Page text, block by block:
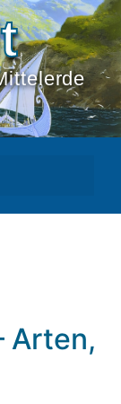
Arten,